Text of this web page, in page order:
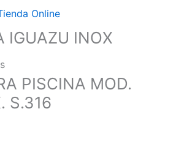
Online
IGUAZU INOX
PISCINA MOD.
S.316